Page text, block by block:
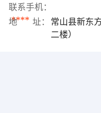
联系手机：
****
地 址：
常山县新东
二楼）